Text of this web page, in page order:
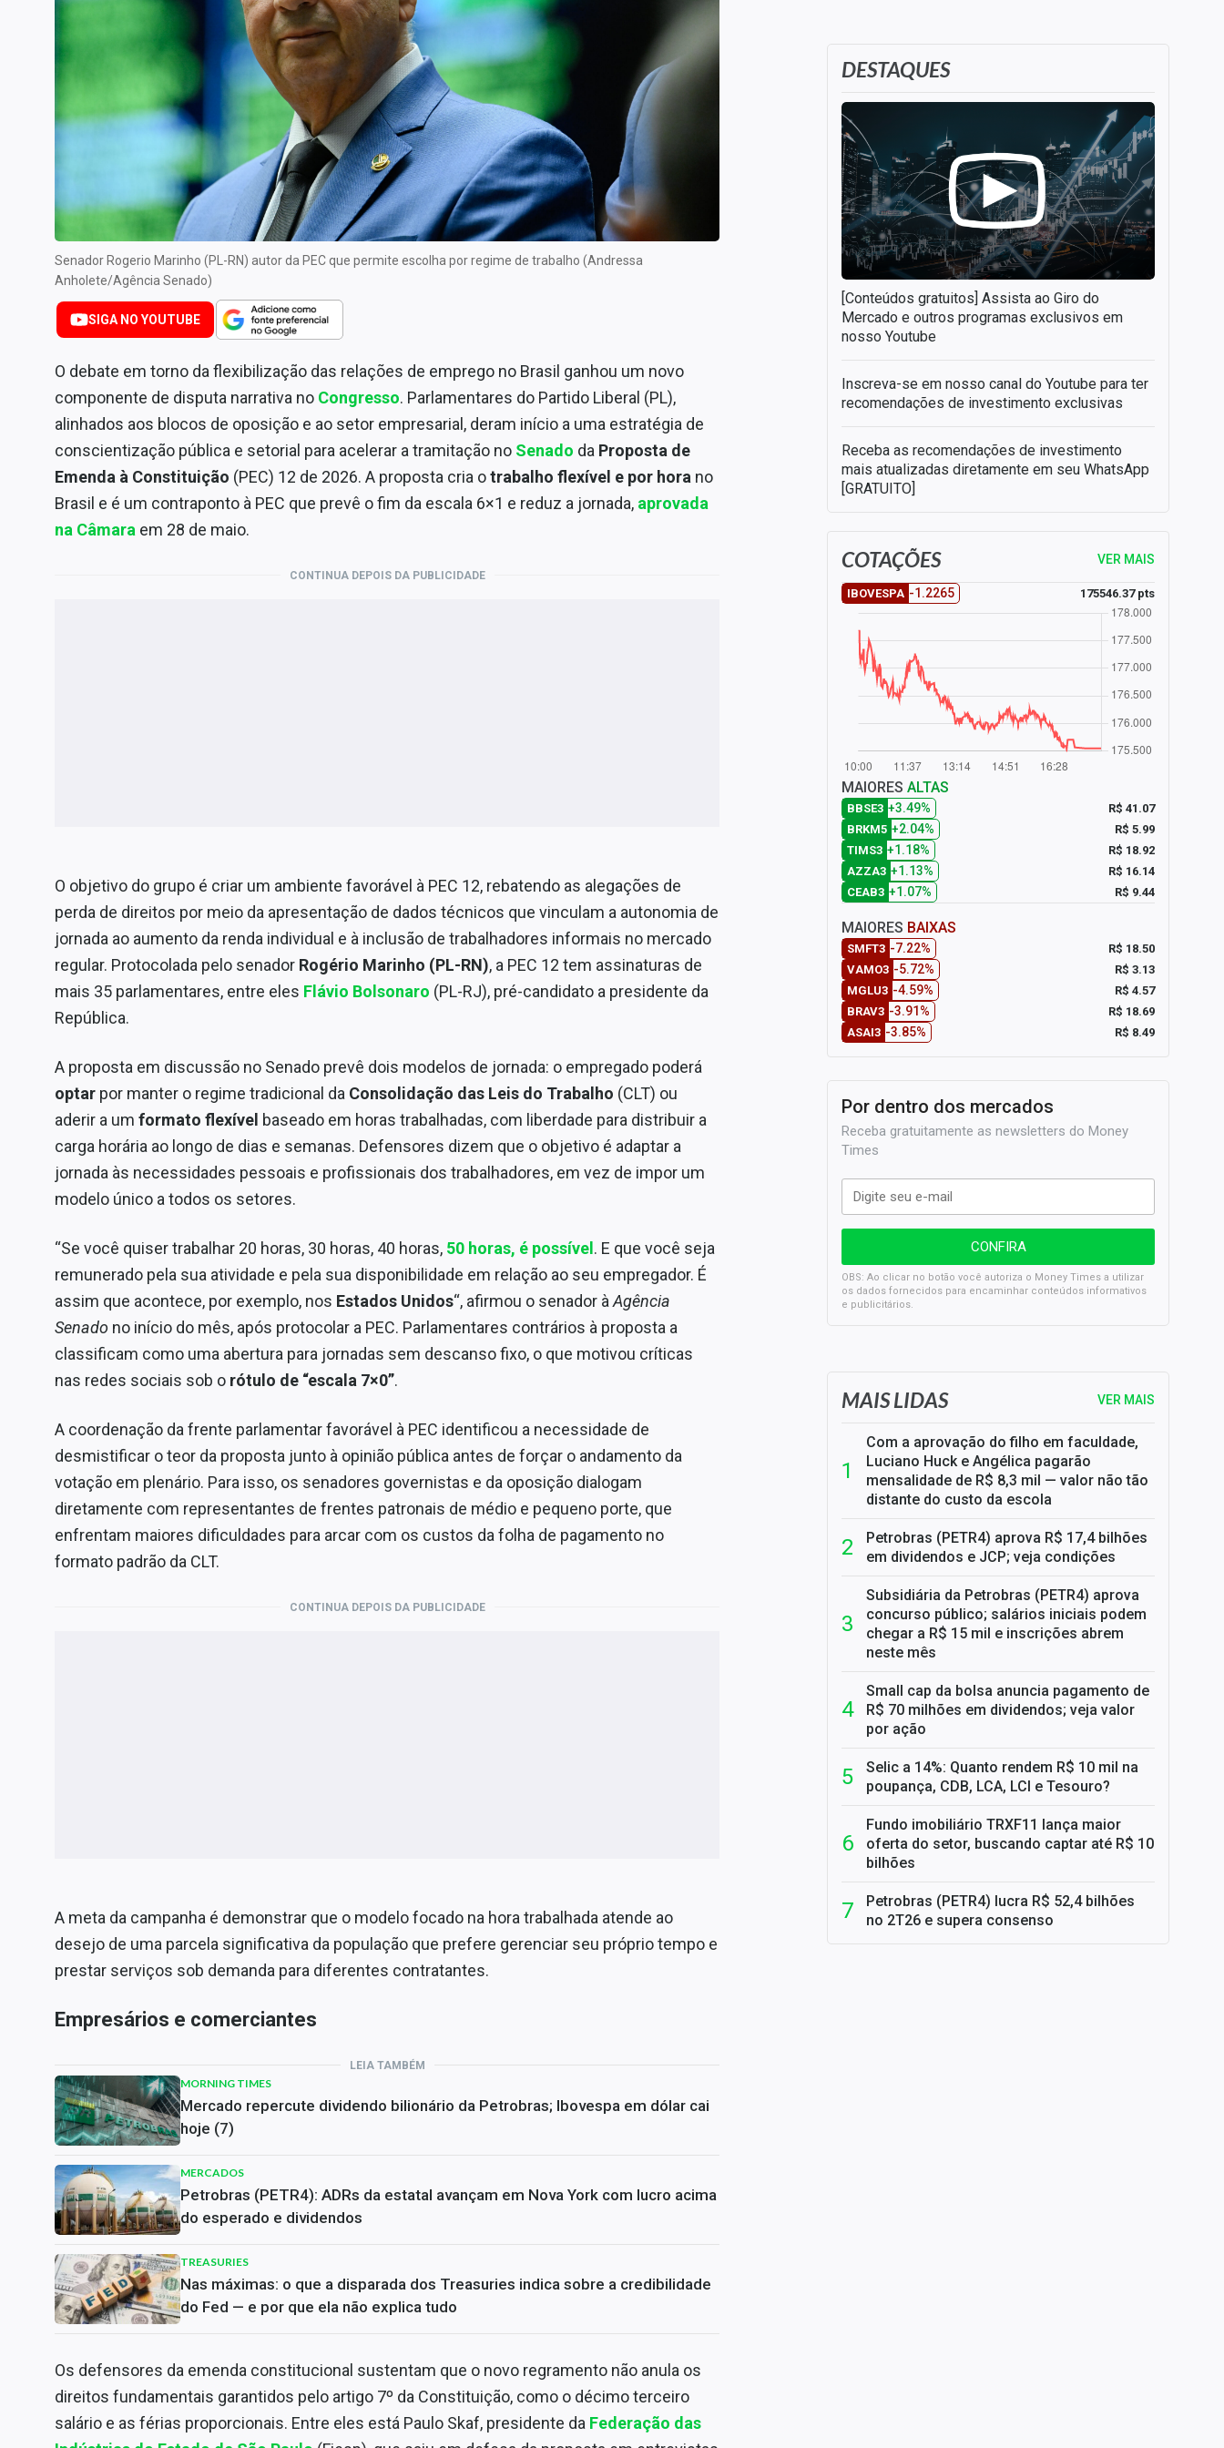
Internacional
Tecnologia
Conteúdo de Marca
Contato
Senador Rogerio Marinho (PL-RN) autor da PEC que permite escolha por regime de trabalho (Andressa
Anholete/Agência Senado)
SIGA NO YOUTUBE
O debate em torno da flexibilização das relações de emprego no Brasil ganhou um novo
componente de disputa narrativa no Congresso. Parlamentares do Partido Liberal (PL),
alinhados aos blocos de oposição e ao setor empresarial, deram início a uma estratégia de
conscientização pública e setorial para acelerar a tramitação no Senado da Proposta de
Emenda à Constituição (PEC) 12 de 2026. A proposta cria otrabalho flexível e por hora no
Brasil e é um contraponto à PEC que prevê o fim da escala 6×1 e reduz a jornada, aprovada
na Câmara em 28 de maio.
CONTINUA DEPOIS DA PUBLICIDADE
O objetivo do grupo é criar um ambiente favorável à PEC 12, rebatendo as alegações de
perda de direitos por meio da apresentação de dados técnicos que vinculam a autonomia de
jornada ao aumento da renda individual e à inclusão de trabalhadores informais no mercado
regular. Protocolada pelo senador Rogério Marinho (PL-RN), a PEC 12 tem assinaturas de
mais 35 parlamentares, entre eles Flávio Bolsonaro (PL-RJ), pré-candidato a presidente da
República.
A proposta em discussão no Senado prevê dois modelos de jornada: o empregado poderá
optar por manter o regime tradicional da Consolidação das Leis do Trabalho (CLT) ou
aderir a um formato flexível baseado em horas trabalhadas, com liberdade para distribuir a
carga horária ao longo de dias e semanas. Defensores dizem que o objetivo é adaptar a
jornada às necessidades pessoais e profissionais dos trabalhadores, em vez de impor um
modelo único a todos os setores.
“Se você quiser trabalhar 20 horas, 30 horas, 40 horas, 50 horas, é possível. E que você seja
remunerado pela sua atividade e pela sua disponibilidade em relação ao seu empregador. É
assim que acontece, por exemplo, nos Estados Unidos“, afirmou o senador à Agência
Senado no início do mês, após protocolar a PEC. Parlamentares contrários à proposta a
classificam como uma abertura para jornadas sem descanso fixo, o que motivou críticas
nas redes sociais sob o rótulo de “escala 7×0”.
A coordenação da frente parlamentar favorável à PEC identificou a necessidade de
desmistificar o teor da proposta junto à opinião pública antes de forçar o andamento da
votação em plenário. Para isso, os senadores governistas e da oposição dialogam
diretamente com representantes de frentes patronais de médio e pequeno porte, que
enfrentam maiores dificuldades para arcar com os custos da folha de pagamento no
formato padrão da CLT.
CONTINUA DEPOIS DA PUBLICIDADE
A meta da campanha é demonstrar que o modelo focado na hora trabalhada atende ao
desejo de uma parcela significativa da população que prefere gerenciar seu próprio tempo e
prestar serviços sob demanda para diferentes contratantes.
Empresários e comerciantes
LEIA TAMBÉM
MORNING TIMES
Mercado repercute dividendo bilionário da Petrobras; Ibovespa em dólar cai
hoje (7)
MERCADOS
Petrobras (PETR4): ADRs da estatal avançam em Nova York com lucro acima
do esperado e dividendos
TREASURIES
Nas máximas: o que a disparada dos Treasuries indica sobre a credibilidade
do Fed — e por que ela não explica tudo
Os defensores da emenda constitucional sustentam que o novo regramento não anula os
direitos fundamentais garantidos pelo artigo 7º da Constituição, como o décimo terceiro
salário e as férias proporcionais. Entre eles está Paulo Skaf, presidente da Federação das
DESTAQUES
[Conteúdos gratuitos] Assista ao Giro do
Mercado e outros programas exclusivos em
nosso Youtube
Inscreva-se em nosso canal do Youtube para ter
recomendações de investimento exclusivas
Receba as recomendações de investimento
mais atualizadas diretamente em seu WhatsApp
[GRATUITO]
COTAÇÕES VER MAIS
IBOVESPA -1.2265 175546.37 pts
MAIORES ALTAS
BBSE3 +3.49%
R$ 41.07
BRKM5 +2.04%
R$ 5.99
TIMS3 +1.18%
R$ 18.92
AZZA3 +1.13%
R$ 16.14
CEAB3 +1.07% R$ 9.44
MAIORES BAIXAS
SMFT3 -7.22%
R$ 18.50
VAMO3 -5.72%
R$ 3.13
MGLU3 -4.59%
R$ 4.57
BRAV3 -3.91%
R$ 18.69
ASAI3 -3.85% R$ 8.49
Por dentro dos mercados
Receba gratuitamente as newsletters do Money
Times
OBS: Ao clicar no botão você autoriza o Money Times a utilizar
os dados fornecidos para encaminhar conteúdos informativos
e publicitários.
SELIC em 14%: A repercussão da decisão sobre os JUROS
MAIS LIDAS VER MAIS
Com a aprovação do filho em faculdade,
Luciano Huck e Angélica pagarão
mensalidade de R$ 8,3 mil — valor não tão
distante do custo da escola
Petrobras (PETR4) aprova R$ 17,4 bilhões
em dividendos e JCP; veja condições
Subsidiária da Petrobras (PETR4) aprova
concurso público; salários iniciais podem
chegar a R$ 15 mil e inscrições abrem
neste mês
Small cap da bolsa anuncia pagamento de
R$ 70 milhões em dividendos; veja valor
por ação
Selic a 14%: Quanto rendem R$ 10 mil na
poupança, CDB, LCA, LCI e Tesouro?
Fundo imobiliário TRXF11 lança maior
oferta do setor, buscando captar até R$ 10
bilhões
Petrobras (PETR4) lucra R$ 52,4 bilhões
no 2T26 e supera consenso